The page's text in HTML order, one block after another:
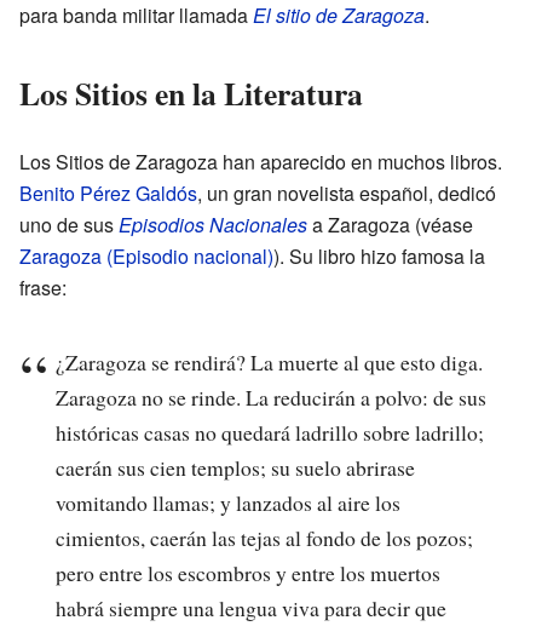
para banda militar llamadaEl sitio de Zaragoza.
Los Sitios en la Literatura
Los Sitios de Zaragoza han aparecido en muchos libros.
Benito Pérez Galdós, un gran novelista español, dedicó
uno de susEpisodios Nacionalesa Zaragoza (véase
Zaragoza (Episodio nacional)). Su libro hizo famosa la
frase:
¿Zaragoza se rendirá? La muerte al que esto diga.
Zaragoza no se rinde. La reducirán a polvo: de sus
históricas casas no quedará ladrillo sobre ladrillo;
caerán sus cien templos; su suelo abrirase
vomitando llamas; y lanzados al aire los
cimientos, caerán las tejas al fondo de los pozos;
pero entre los escombros y entre los muertos
habrá siempre una lengua viva para decir que